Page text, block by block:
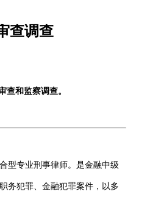
查调查
和监察调查。
型专业刑事律师。是金融中级
务犯罪、金融犯罪案件，以多